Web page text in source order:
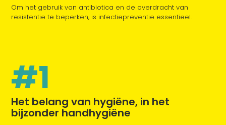
Om het gebruik van antibiotica en de overdracht van
resistentie te beperken, is infectiepreventie essentieel.
#1
Het belang van hygiëne, in het
bijzonder handhygiëne